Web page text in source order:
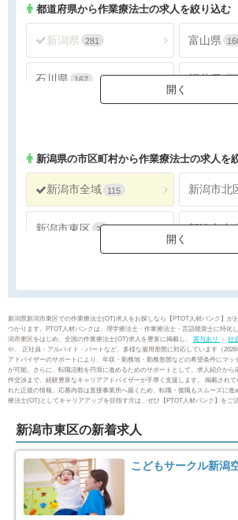
都道府県から作業療法士の求人を絞り込む
新潟県 281 富山県
石川県 167 福井県
新潟県の市区町村から作業療法士の求人を
新潟市全域 115 新潟市北
新潟市東区 22 新潟市中
新潟市西蒲区 14 長岡市 26
三条市 10 柏崎市 5
新発田市 17
加茂市 3 十日町市
見附市 5
新潟県新潟市東区での作業療法士(OT)求人をお探しなら【PTOT人材バンク】が
つかります。PTOT人材バンクは、理学療法士・作業療法士・言語聴覚士に特化
潟市東区をはじめ、全国の作業療法士(OT)求人を豊富に掲載し、 賞与あり ・ 社
や、 正社員・アルバイト・パートなど、多様な雇用形態に対応しています（
アドバイザーのサポートにより、年収・勤務地・勤務形態などの希望条件にマッ
が可能。さらに、転職活動を円滑に進めるためのサポートとして、求人紹介か
件交渉まで、経験豊富なキャリアアドバイザーが手厚く支援します。 掲載され
れた正規の情報。応募内容は直接事業所へ届くため、転職・復職もスムーズに
療法士(OT)としてキャリアアップを目指す方は、ぜひ【PTOT人材バンク】をご
新潟市東区の新着求人
こどもサークル新潟